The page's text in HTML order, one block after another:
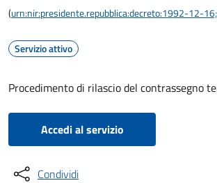
(urn:nir:presidente.repubblica:decreto:1992-12-
Servizio attivo
Procedimento di rilascio del contrassegno
Accedi al servizio
Condividi